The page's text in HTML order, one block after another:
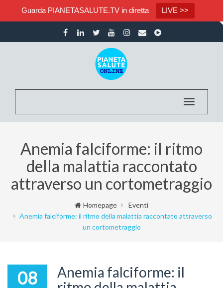
Guarda PIANETASALUTE.TV in diretta LIVE >>
Toggle
Anemia falciforme: il ritmo
della malattia raccontato
attraverso un cortometraggio
Homepage
Eventi
Anemia falciforme: il ritmo della malattia raccontato attraverso
un cortometraggio
08
Anemia falciforme: il